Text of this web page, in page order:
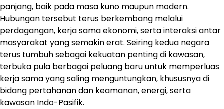
panjang, baik pada masa kuno maupun modern.
Hubungan tersebut terus berkembang melalui
perdagangan, kerja sama ekonomi, serta interaksi antar
masyarakat yang semakin erat. Seiring kedua negara
terus tumbuh sebagai kekuatan penting di kawasan,
terbuka pula berbagai peluang baru untuk memperluas
kerja sama yang saling menguntungkan, khususnya di
bidang pertahanan dan keamanan, energi, serta
kawasan Indo-Pasifik.